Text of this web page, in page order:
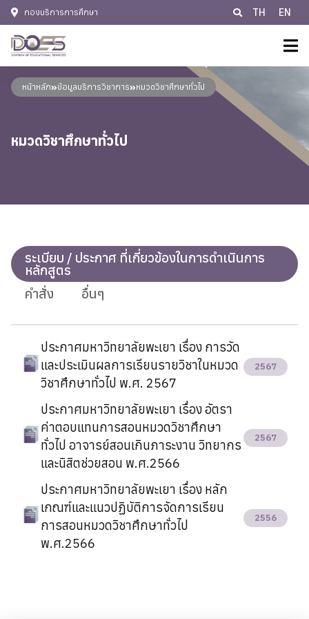
กองบริการการศึกษา TH EN
หน้าหลัก
ประวัติหน่วยงาน
ข้อมูลบุคลากร
นโยบายคุ้มครองข้อมูลส่วนบุคคล
แผน/มาตรการ
ช่องทางการร้องเรียนการทุจริต กองบริการการศึกษา
ช่องทางการร้องเรียนการทุจริต
Social Network
คำถามที่พบบ่อย
E-Services
หน้าหลัก ข้อมูลบริการวิชาการ หมวดวิชาศึกษาทั่วไป
หมวดวิชาศึกษาทั่วไป
ระเบียบ / ประกาศ ที่เกี่ยวข้องในการดำเนินการ
หลักสูตร
คำสั่ง
อื่นๆ
ประกาศมหาวิทยาลัยพะเยา เรื่อง การวัด
และประเมินผลการเรียนรายวิชาในหมวด
วิชาศึกษาทั่วไป พ.ศ. 2567
2567
ประกาศมหาวิทยาลัยพะเยา เรื่อง อัตรา
ค่าตอบแทนการสอนหมวดวิชาศึกษา
ทั่วไป อาจารย์สอนเกินภาระงาน วิทยากร
และนิสิตช่วยสอน พ.ศ.2566
2567
ประกาศมหาวิทยาลัยพะเยา เรื่อง หลัก
เกณฑ์และแนวปฏิบัติการจัดการเรียน
การสอนหมวดวิชาศึกษาทั่วไป
พ.ศ.2566
2556